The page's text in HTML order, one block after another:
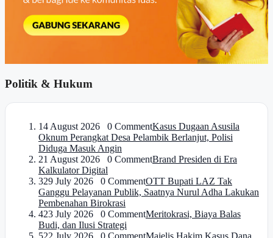
Politik & Hukum
14 August 2026 0 CommentKasus Dugaan Asusila
Oknum Perangkat Desa Pelambik Berlanjut, Polisi
Diduga Masuk Angin
21 August 2026 0 CommentBrand Presiden di Era
Kalkulator Digital
329 July 2026 0 CommentOTT Bupati LAZ Tak
Ganggu Pelayanan Publik, Saatnya Nurul Adha Lakukan
Pembenahan Birokrasi
423 July 2026 0 CommentMeritokrasi, Biaya Balas
Budi, dan Ilusi Strategi